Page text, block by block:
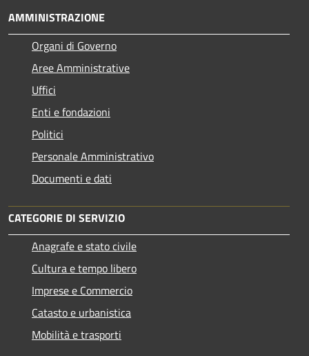
AMMINISTRAZIONE
Organi di Governo
Aree Amministrative
Uffici
Enti e fondazioni
Politici
Personale Amministrativo
Documenti e dati
CATEGORIE DI SERVIZIO
Anagrafe e stato civile
Cultura e tempo libero
Imprese e Commercio
Catasto e urbanistica
Mobilità e trasporti